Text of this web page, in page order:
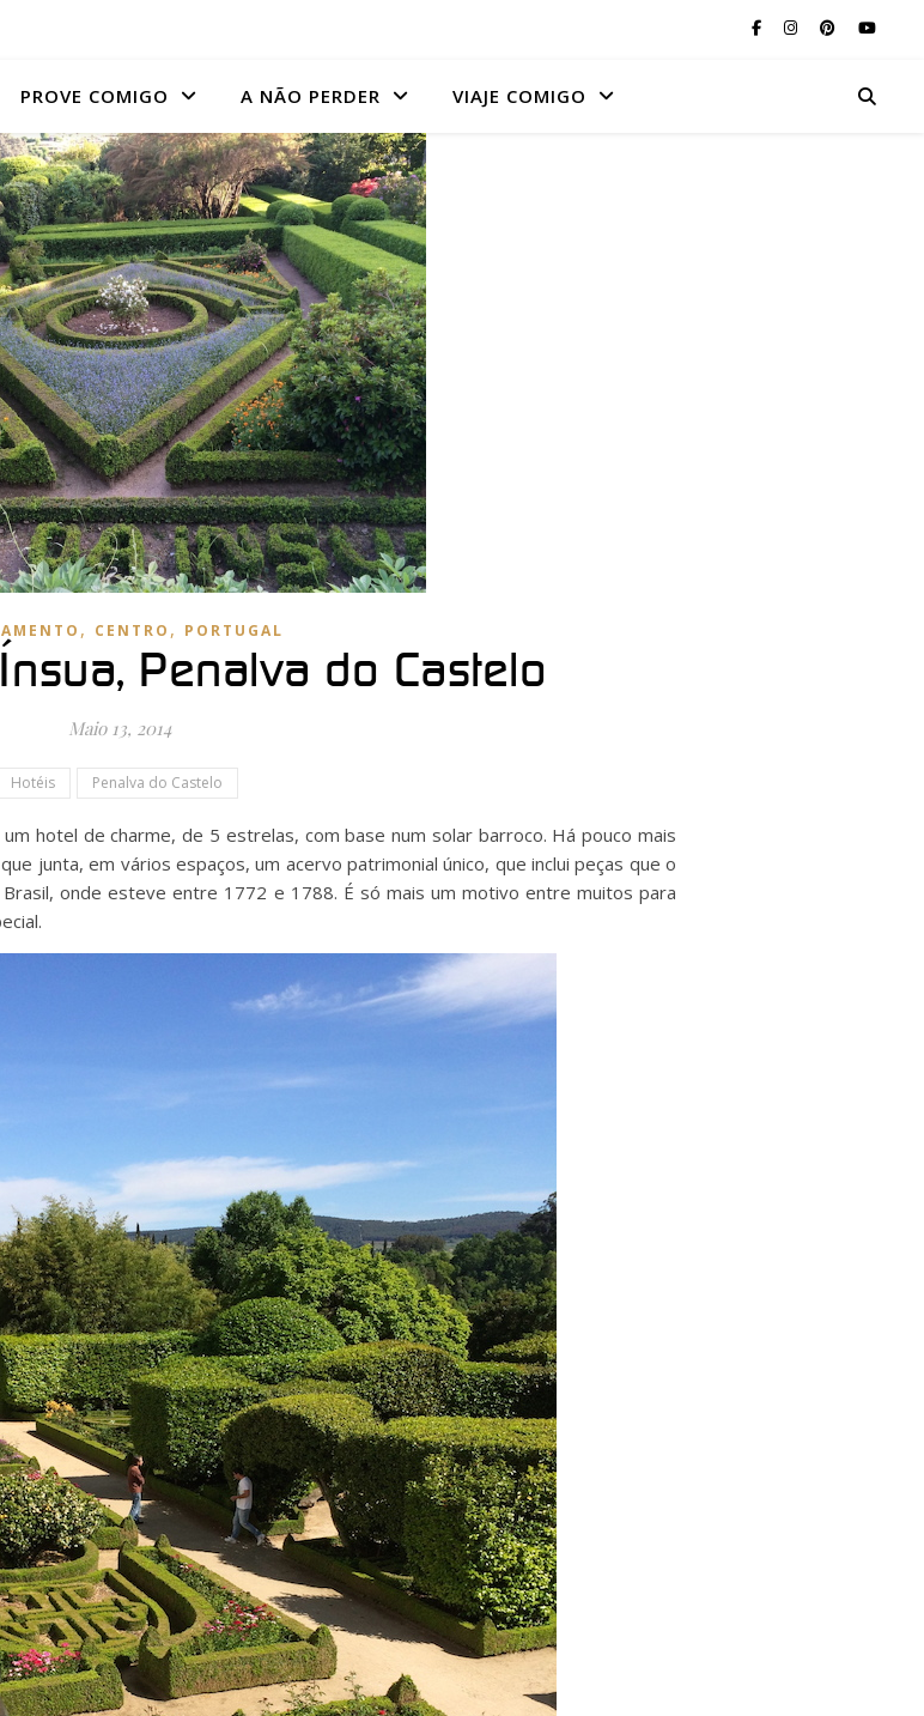
PROVE COMIGO A NÃO PERDER VIAJE COMIGO
, CENTRO , PORTUGAL
Penalva do Castelo
Maio 13, 2014
Hotéis Penalva do Castelo
hotel de charme, de 5 estrelas, com base num solar barroco. Há pouco mais
junta, em vários espaços, um acervo patrimonial único, que inclui peças que o
onde esteve entre 1772 e 1788. É só mais um motivo entre muitos para